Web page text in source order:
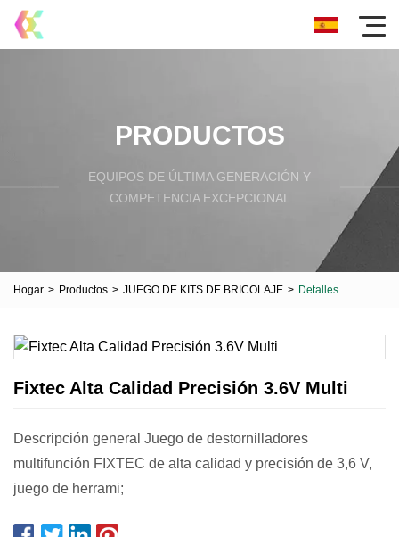
PRODUCTOS
EQUIPOS DE ÚLTIMA GENERACIÓN Y
COMPETENCIA EXCEPCIONAL
Hogar > Productos > JUEGO DE KITS DE BRICOLAJE > Detalles
Fixtec Alta Calidad Precisión 3.6V Multi
Descripción general Juego de destornilladores
multifunción FIXTEC de alta calidad y precisión de 3,6 V,
juego de herrami;